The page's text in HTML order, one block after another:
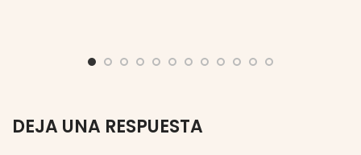
DEJA UNA RESPUESTA